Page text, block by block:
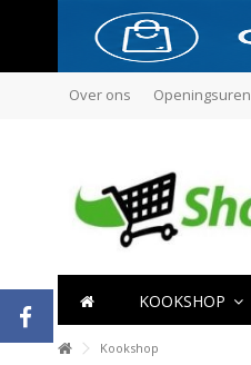
Over ons Openingsuren
KOOKSHOP
Kookshop